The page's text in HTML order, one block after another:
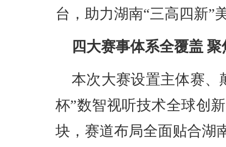
台，助力湖南“三高四新”
四大赛事体系全覆盖
本次大赛设置主体赛、
杯”数智视听技术全球创
块，赛道布局全面贴合湖